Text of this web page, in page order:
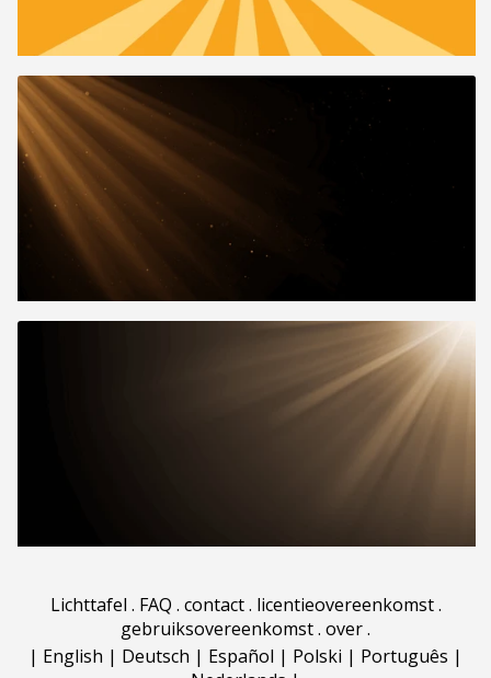
Lichttafel . FAQ . contact. licentieovereenkomst.
gebruiksovereenkomst. over.
| English | Deutsch | Español | Polski | Português |